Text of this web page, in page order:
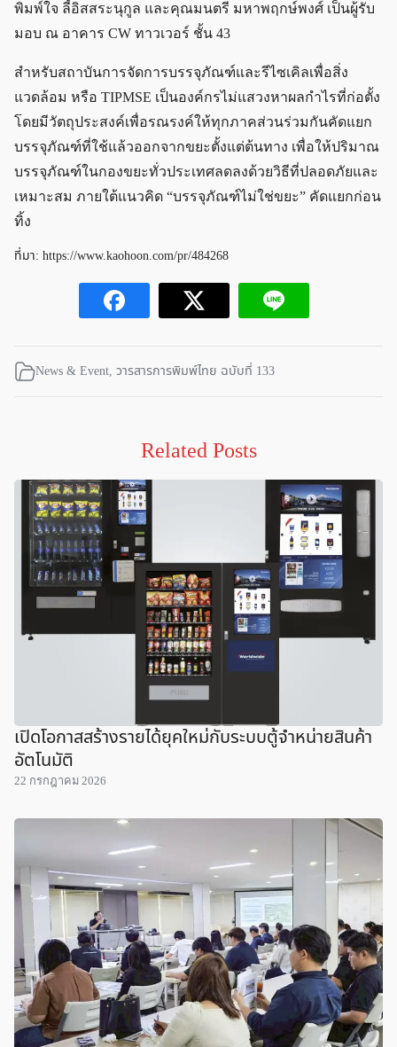
พิมพ์ใจ ลี้อิสสระนุกูล และคุณมนตรี มหาพฤกษ์พงศ์ เป็นผู้รับ
มอบ ณ อาคาร CW ทาวเวอร์ ชั้น 43
สำหรับสถาบันการจัดการบรรจุภัณฑ์และรีไซเคิลเพื่อสิ่ง
แวดล้อม หรือ TIPMSE เป็นองค์กรไม่แสวงหาผลกำไรที่ก่อตั้ง
โดยมีวัตถุประสงค์เพื่อรณรงค์ให้ทุกภาคส่วนร่วมกันคัดแยก
บรรจุภัณฑ์ที่ใช้แล้วออกจากขยะตั้งแต่ต้นทาง เพื่อให้ปริมาณ
บรรจุภัณฑ์ในกองขยะทั่วประเทศลดลงด้วยวิธีที่ปลอดภัยและ
เหมาะสม ภายใต้แนวคิด “บรรจุภัณฑ์ไม่ใช่ขยะ” คัดแยกก่อน
ทิ้ง
ที่มา: https://www.kaohoon.com/pr/484268
News & Event, วารสารการพิมพ์ไทย ฉบับที่ 133
Related Posts
เปิดโอกาสสร้างรายได้ยุคใหม่กับระบบตู้จำหน่ายสินค้า
อัตโนมัติ
22 กรกฎาคม 2026